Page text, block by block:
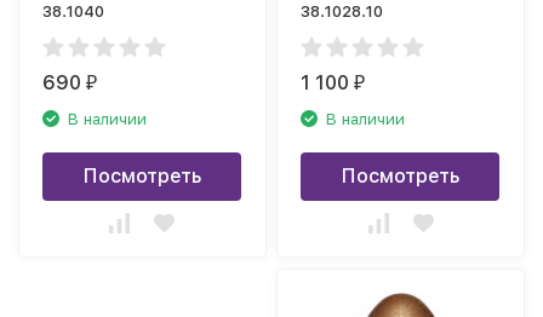
38.1040
690₽
В наличии
Посмотреть
38.1028.10
1 100₽
В наличии
Посмотреть